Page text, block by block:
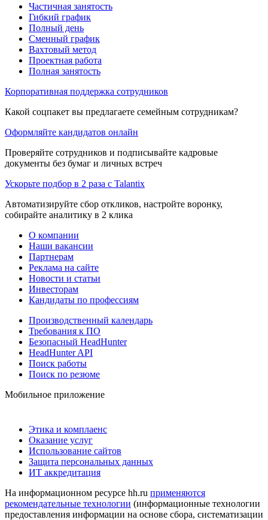
Частичная занятость
Гибкий график
Полный день
Сменный график
Вахтовый метод
Проектная работа
Полная занятость
Корпоративная поддержка сотрудников
Какой соцпакет вы предлагаете семейным сотрудникам?
Оформляйте кандидатов онлайн
Проверяйте сотрудников и подписывайте кадровые
документы без бумаг и личных встреч
Ускорьте подбор в 2 раза с Talantix
Автоматизируйте сбор откликов, настройте воронку,
собирайте аналитику в 2 клика
О компании
Наши вакансии
Партнерам
Реклама на сайте
Новости и статьи
Инвесторам
Кандидаты по профессиям
Производственный календарь
Требования к ПО
Безопасный HeadHunter
HeadHunter API
Поиск работы
Поиск по резюме
Мобильное приложение
Этика и комплаенс
Оказание услуг
Использование сайтов
Защита персональных данных
ИТ аккредитация
На информационном ресурсе hh.ru применяются
рекомендательные технологии (информационные технологии
предоставления информации на основе сбора, систематизации